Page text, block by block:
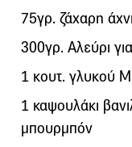
75γρ. ζάχαρη
300γρ. Αλεύρι
1 κουτ. γλυκού
1 καψουλάκι
μπουρμπόν